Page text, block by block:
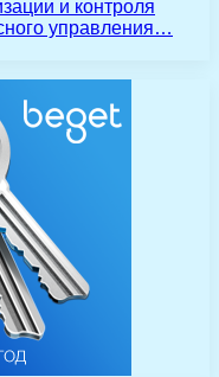
и контроля
управления…